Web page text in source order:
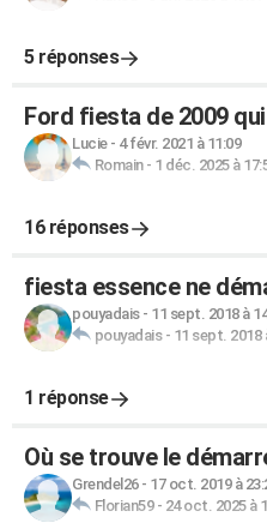
5 réponses
Ford fiesta de 2009
Lucie- 4 févr. 2021 à 11:09
Romain- 1 déc. 2025 à
16 réponses
fiesta essence ne
pouyadais- 11 sept. 2018 à
pouyadais- 11 sept. 2018
1 réponse
Où se trouve le
Grendel26- 17 oct. 2019 à
Florian59- 24 oct. 2025 à